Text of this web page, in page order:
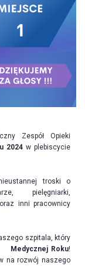
Zespół Opieki
2024 w plebiscycie
troski o
pielęgniarki,
inni pracownicy
szpitala, który
Roku!
na rozwój naszego